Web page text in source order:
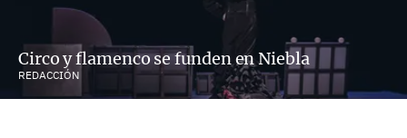
Circo y flamenco se funden en Niebla
REDACCIÓN